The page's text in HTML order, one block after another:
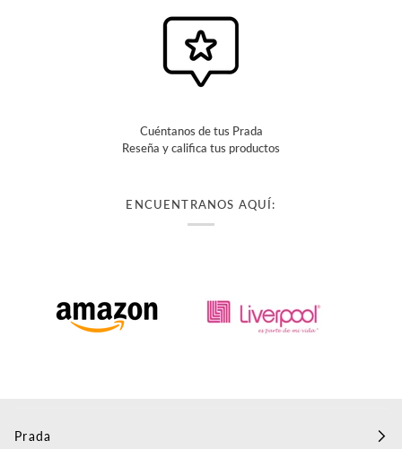
Cuéntanos de tus Prada
Reseña y califica tus productos
ENCUENTRANOS AQUÍ:
Prada